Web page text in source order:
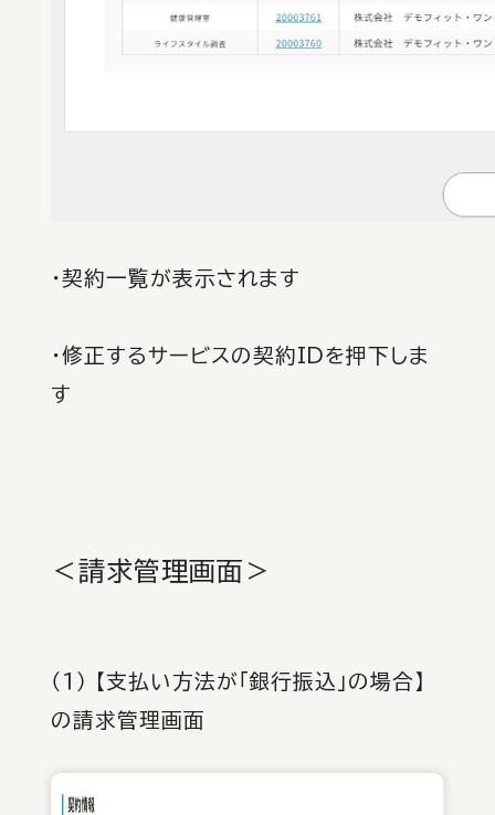
・契約一覧が表示されます
・修正するサービスの契約IDを押下しま
す
＜請求管理画面＞
（１） 【支払い方法が「銀行振込」の場合】
の請求管理画面